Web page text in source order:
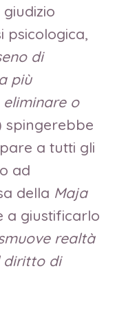
giudizio
psicologica,
di
più
o
spingerebbe
a tutti gli
ad
della Maja
a giustificarlo
realtà
diritto di